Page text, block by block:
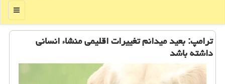
منو
ترامپ: بعید می‎دانم تغییرات اقلیمی منشاء انسانی
داشته باشد